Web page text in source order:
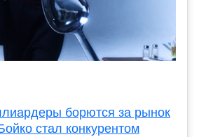
борются за рынок
стал конкурентом